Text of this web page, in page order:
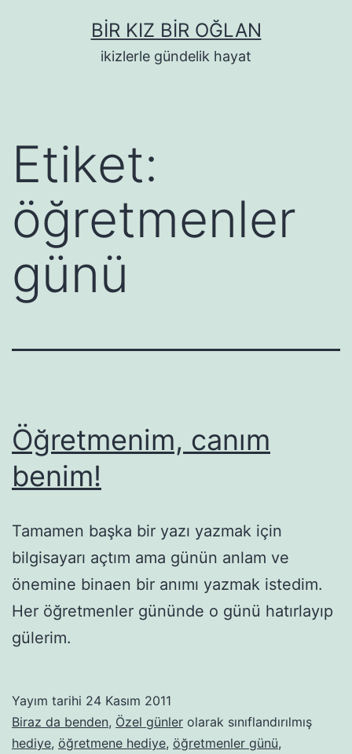
BIR KIZ BIR OĞLAN
ikizlerle gündelik hayat
Etiket:
öğretmenler
günü
Öğretmenim, canım
benim!
Tamamen başka bir yazı yazmak için
bilgisayarı açtım ama günün anlam ve
önemine binaen bir anımı yazmak istedim.
Her öğretmenler gününde o günü hatırlayıp
gülerim.
Yayım tarihi 24 Kasım 2011
Biraz da benden, Özel günler olarak sınıflandırılmış
hediye, öğretmene hediye, öğretmenler günü,